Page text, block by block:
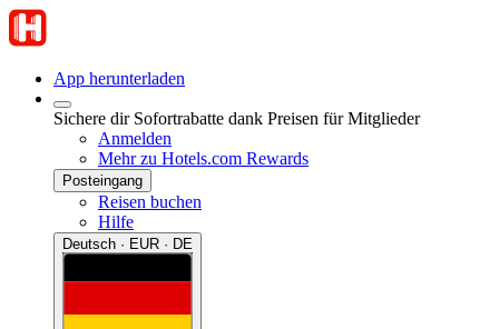
App herunterladen
Sichere dir Sofortrabatte dank Preisen für Mitglieder
Anmelden
Mehr zu Hotels.com Rewards
Posteingang
Reisen buchen
Hilfe
Deutsch · EUR · DE